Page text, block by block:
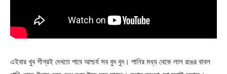
এইবার খুব শীগ্রই দেখতে পাবে আশ্চর্য সব বুদ বুদ। পানির মধ্য থেকে লাল রঙের বাবল